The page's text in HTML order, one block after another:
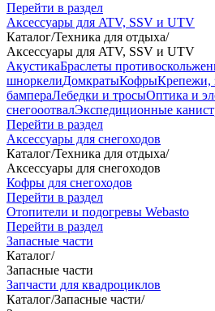
Перейти в раздел
Аксессуары для ATV, SSV и UTV
Каталог/Техника для отдыха/
Аксессуары для ATV, SSV и UTV
АкустикаБраслеты
шноркелиДомкратыКофрыКрепежи,
бампераЛебедки и тросыОптика и
снегооотвалЭкспедиционные
Перейти в раздел
Аксессуары для снегоходов
Каталог/Техника для отдыха/
Аксессуары для снегоходов
Кофры для снегоходов
Перейти в раздел
Отопители и подогревы Webasto
Перейти в раздел
Запасные части
Каталог/
Запасные части
Запчасти для квадроциклов
Каталог/Запасные части/